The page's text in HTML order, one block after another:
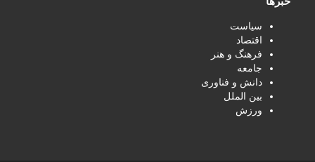
سیاست
اقتصاد
فرهنگ و هنر
جامعه
دانش و فناوری
بین الملل
ورزش